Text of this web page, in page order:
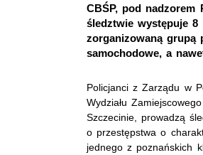
CBŚP, pod nadzorem
śledztwie występuje 8
zorganizowaną grupą
samochodowe, a
Policjanci z Zarządu w
Wydziału
Szczecinie, prowadzą
o przestępstwa o
jednego z poznańskich